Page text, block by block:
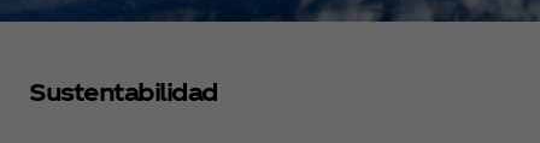
Sustentabilidad